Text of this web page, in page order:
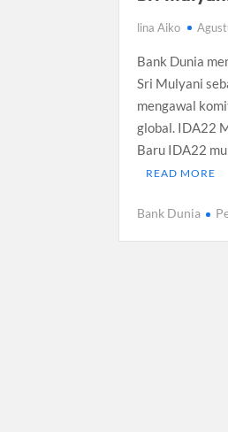
Dokter
Sidang
Box Office
lina Aiko
Bank Dunia
Sri Mulyani
mengawal
global. IDA22
Baru IDA22
READ MORE
Bank Dunia